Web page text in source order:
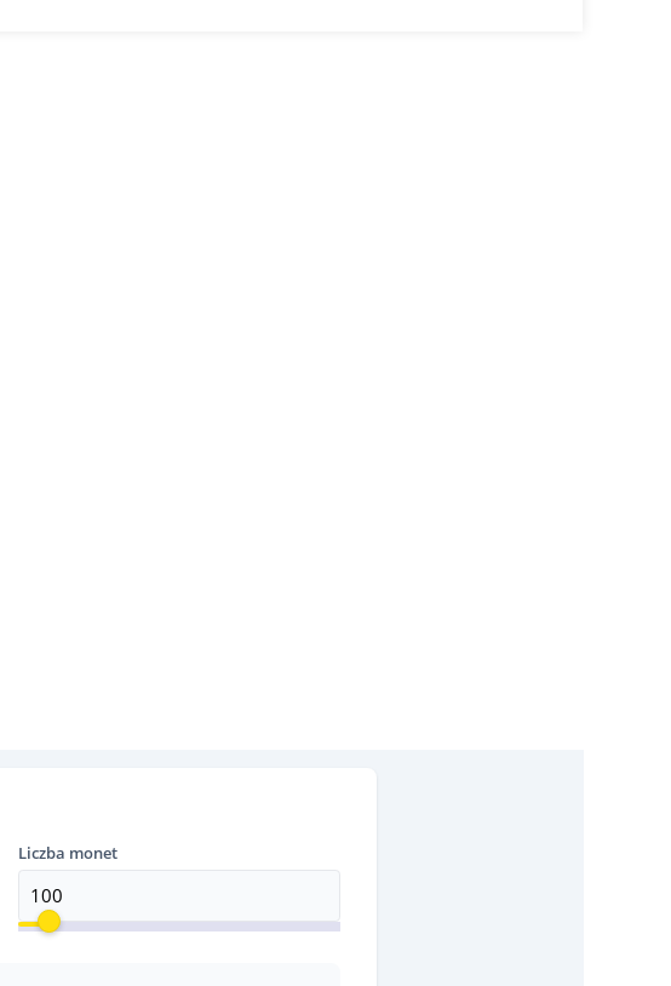
Liczba monet